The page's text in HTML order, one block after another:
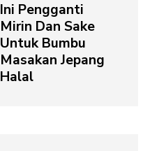
Ini Pengganti
Mirin Dan Sake
Untuk Bumbu
Masakan Jepang
Halal